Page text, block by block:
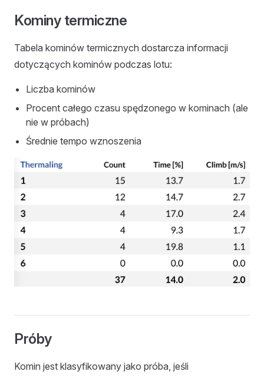
Kominy termiczne
Tabela kominów termicznych dostarcza informacji
dotyczących kominów podczas lotu:
Liczba kominów
Procent całego czasu spędzonego w kominach (ale
nie w próbach)
Średnie tempo wznoszenia
Próby
Komin jest klasyfikowany jako próba, jeśli